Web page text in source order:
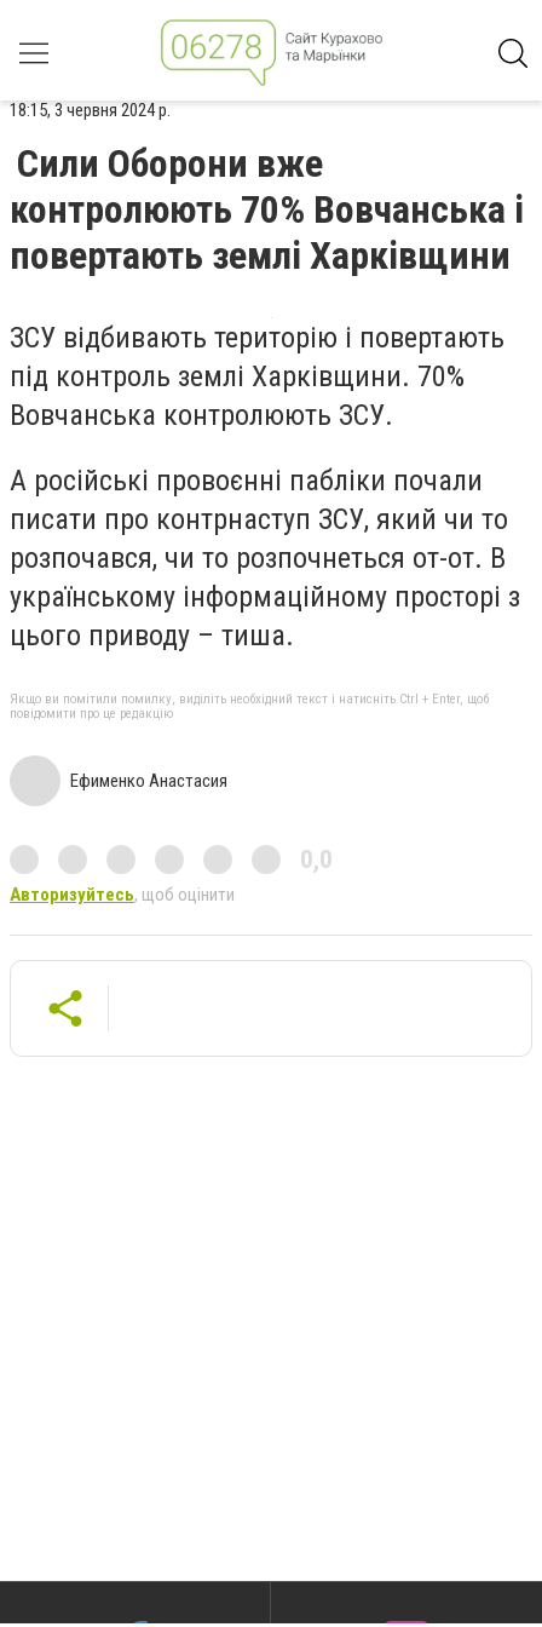
18:15, 3 червня 2024 р.
Сили Оборони вже
контролюють 70% Вовчанська і
повертають землі Харківщини
ЗСУ відбивають територію і повертають
під контроль землі Харківщини. 70%
Вовчанська контролюють ЗСУ.
А російські провоєнні пабліки почали
писати про контрнаступ ЗСУ, який чи то
розпочався, чи то розпочнеться от-от. В
українському інформаційному просторі з
цього приводу – тиша.
Якщо ви помітили помилку, виділіть необхідний текст і натисніть Ctrl + Enter, щоб
повідомити про це редакцію
Ефименко Анастасия
0,0
Авторизуйтесь, щоб оцінити